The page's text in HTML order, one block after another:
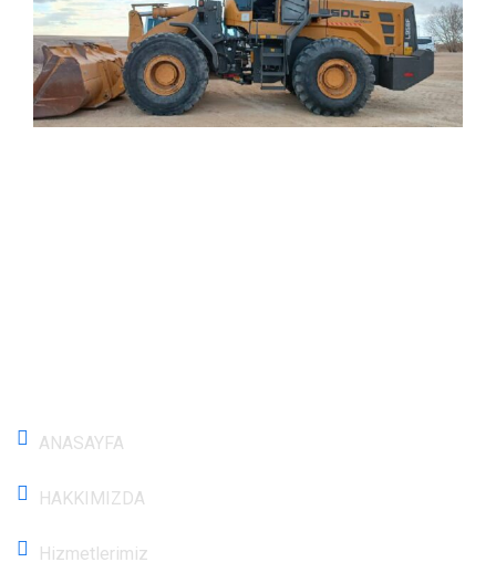
ANASAYFA
HAKKIMIZDA
Hizmetlerimiz